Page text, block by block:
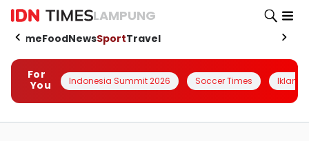
LAMPUNG
HomeFoodNewsSportTravel
For
You
Indonesia Summit 2026 Soccer Times Iklanin